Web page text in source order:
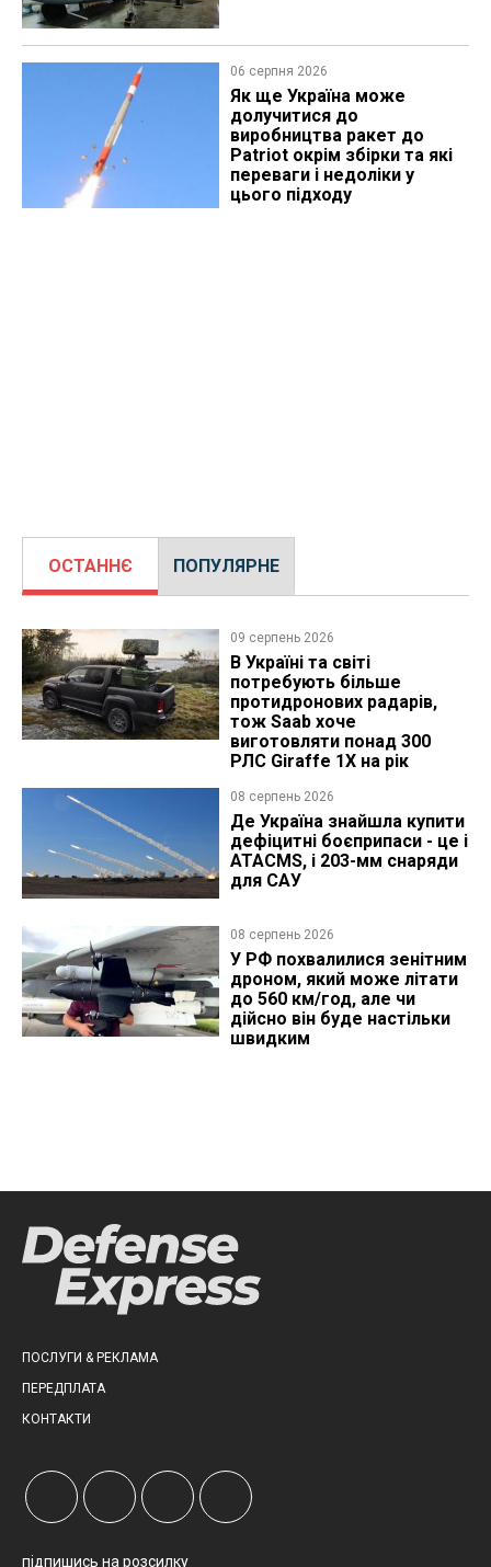
06 серпня 2026
Як ще Україна може
долучитися до
виробництва ракет до
Patriot окрім збірки та які
переваги і недоліки у
цього підходу
ОСТАННЄ ПОПУЛЯРНЕ
09 серпень 2026
В Україні та світі
потребують більше
протидронових радарів,
тож Saab хоче
виготовляти понад 300
РЛС Giraffe 1X на рік
08 серпень 2026
Де Україна знайшла купити
дефіцитні боєприпаси - це і
ATACMS, і 203-мм снаряди
для САУ
08 серпень 2026
У РФ похвалилися зенітним
дроном, який може літати
до 560 км/год, але чи
дійсно він буде настільки
швидким
ПОСЛУГИ & РЕКЛАМА
ПЕРЕДПЛАТА
КОНТАКТИ
підпишись на розсилку